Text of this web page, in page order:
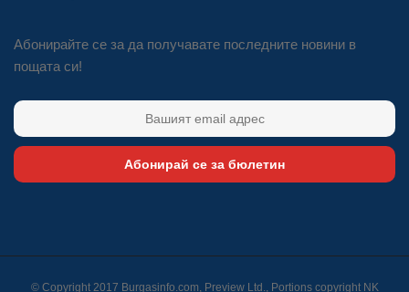
Абонирайте се за да получавате последните новини в
пощата си!
Абонирай се за бюлетин
© Copyright 2017 Burgasinfo.com, Preview Ltd., Portions copyright NK